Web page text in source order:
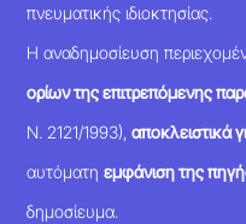
πνευματικής ιδιοκτησίας.
Η αναδημοσίευση
ορίων της επιτρεπόμενης
Ν. 2121/1993), αποκλειστικά
αυτόματηεμφάνιση της
δημοσίευμα.